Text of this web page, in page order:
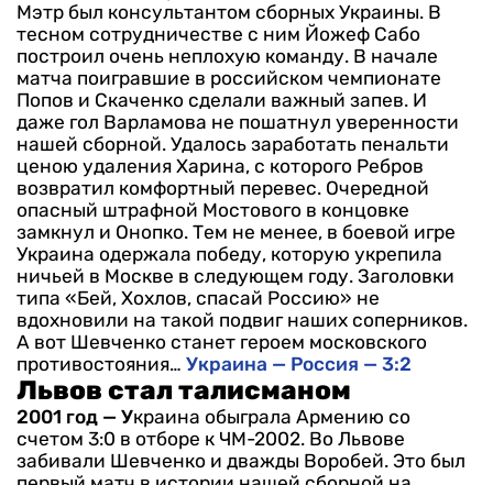
Мэтр был консультантом сборных Украины. В
тесном сотрудничестве с ним Йожеф Сабо
построил очень неплохую команду. В начале
матча поигравшие в российском чемпионате
Попов и Скаченко сделали важный запев. И
даже гол Варламова не пошатнул уверенности
нашей сборной. Удалось заработать пенальти
ценою удаления Харина, с которого Ребров
возвратил комфортный перевес. Очередной
опасный штрафной Мостового в концовке
замкнул и Онопко. Тем не менее, в боевой игре
Украина одержала победу, которую укрепила
ничьей в Москве в следующем году. Заголовки
типа «Бей, Хохлов, спасай Россию» не
вдохновили на такой подвиг наших соперников.
А вот Шевченко станет героем московского
противостояния… Украина — Россия — 3:2
Львов стал талисманом
2001 год — Украина обыграла Армению со
счетом 3:0 в отборе к ЧМ-2002. Во Львове
забивали Шевченко и дважды Воробей. Это был